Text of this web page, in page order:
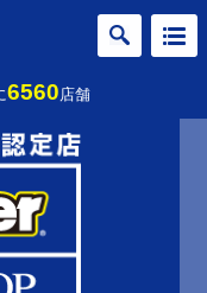
6560店舗